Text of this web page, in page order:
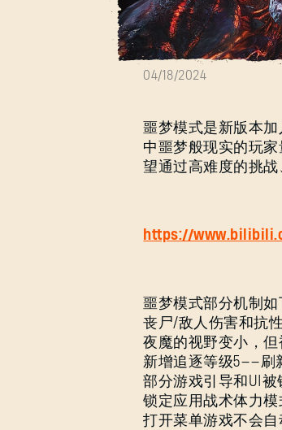
"噩梦
04/18/2024
噩梦模式是新版本
中噩梦般现实的玩
望通过高难度的挑战
https://
噩梦模式部分机制如
丧尸/敌人伤害和抗
夜魔的视野变小，
新增追逐等级5——刷
部分游戏引导和UI被
锁定应用战术体力模
打开菜单游戏不会